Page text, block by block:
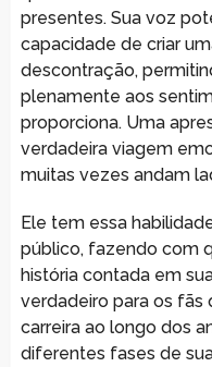
presentes. Sua voz
capacidade de criar
descontração,
plenamente aos
proporciona. Uma
verdadeira viagem
muitas vezes andam
Ele tem essa
público, fazendo com
história contada em
verdadeiro para os fãs
carreira ao longo dos
diferentes fases de